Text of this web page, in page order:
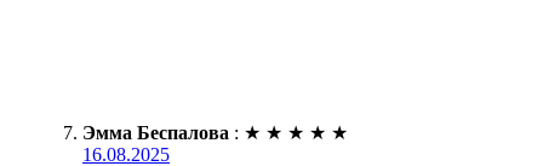
Эмма Беспалова : ★ ★ ★ ★ ★
16.08.2025